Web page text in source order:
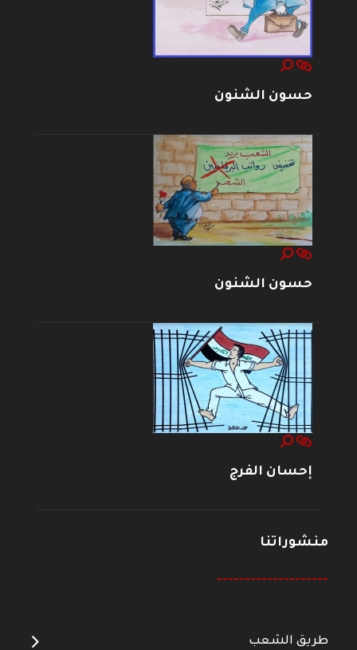
حسون الشنون
حسون الشنون
إحسان الفرج
منشوراتنا
--------------------
طريق الشعب